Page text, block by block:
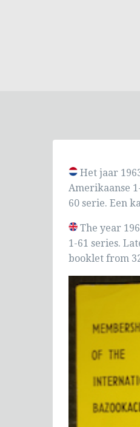
Het jaar
Amerikaanse
60 serie. Een
The year
1-61 series.
booklet from